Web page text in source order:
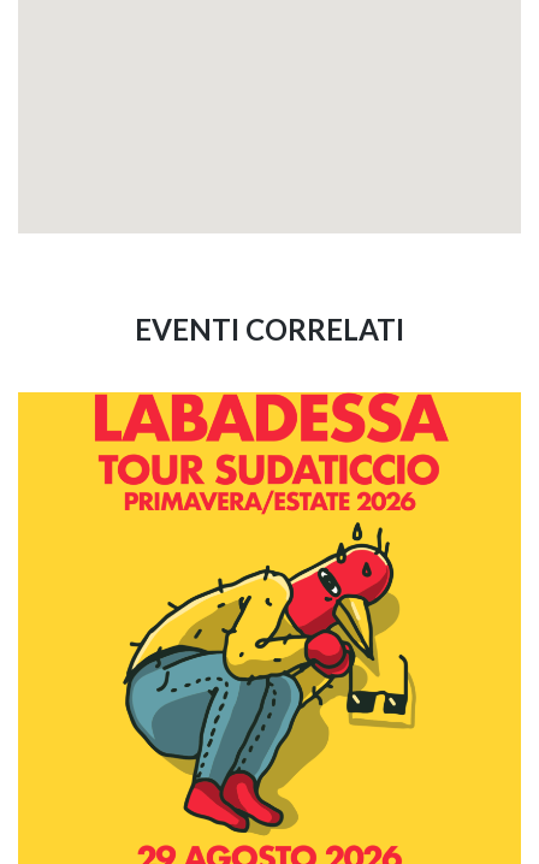
EVENTI CORRELATI